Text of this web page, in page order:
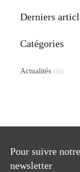
Derniers
Catégories
Actualités (56)
Pour suivre
newsletter